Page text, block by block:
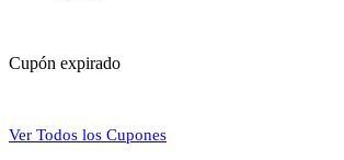
Cupón expirado
Ver Todos los Cupones